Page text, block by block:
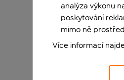
analýza výkonu
poskytování
mimo ně
Více informací